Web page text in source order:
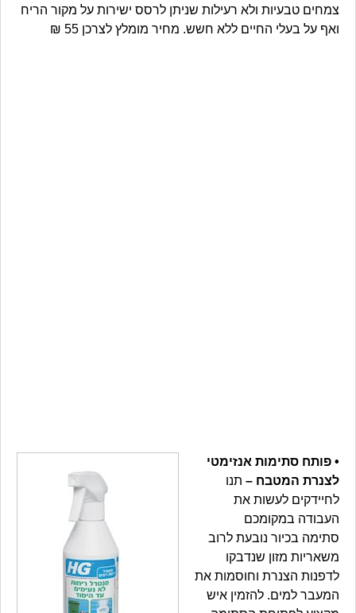
צמחים טבעיות ולא רעילות שניתן לרסס ישירות על מקור הריח
ואף על בעלי החיים ללא חשש. מחיר מומלץ לצרכן 55 ₪
• פותח סתימות אנזימטי
לצנרת המטבח – תנו
לחיידקים לעשות את
העבודה במקומכם
סתימה בכיור נובעת לרוב
משאריות מזון שנדבקו
לדפנות הצנרת וחוסמות את
המעבר למים. להזמין איש